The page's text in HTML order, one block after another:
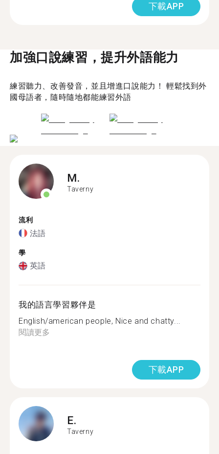
下載APP
加強口說練習，提升外語能力
練習聽力、改善發音，並且增進口說能力！ 輕鬆找到外
國母語者，隨時隨地都能練習外語
M.
Taverny
流利
法語
學
英語
我的語言學習夥伴是
English/american people, Nice and chatty...
閱讀更多
下載APP
E.
Taverny